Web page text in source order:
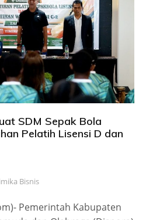
SDM Sepak Bola
Pelatih Lisensi D dan
Bisnis
Pemerintah Kabupaten